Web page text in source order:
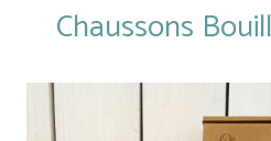
Chaussons